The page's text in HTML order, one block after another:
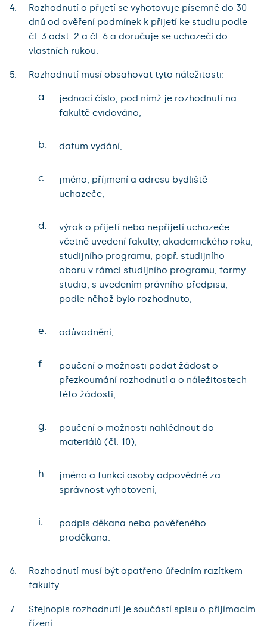
Rozhodnutí o přijetí se vyhotovuje písemně do 30
dnů od ověření podmínek k přijetí ke studiu podle
čl. 3 odst. 2 a čl. 6 a doručuje se uchazeči do
vlastních rukou.
Rozhodnutí musí obsahovat tyto náležitosti:
a.
jednací číslo, pod nímž je rozhodnutí na
fakultě evidováno,
b. datum vydání,
c.
jméno, příjmení a adresu bydliště
uchazeče,
d.
výrok o přijetí nebo nepřijetí uchazeče
včetně uvedení fakulty, akademického roku,
studijního programu, popř. studijního
oboru v rámci studijního programu, formy
studia, s uvedením právního předpisu,
podle něhož bylo rozhodnuto,
e. odůvodnění,
f.
poučení o možnosti podat žádost o
přezkoumání rozhodnutí a o náležitostech
této žádosti,
g.
poučení o možnosti nahlédnout do
materiálů (čl. 10),
h.
jméno a funkci osoby odpovědné za
správnost vyhotovení,
i.
podpis děkana nebo pověřeného
proděkana.
Rozhodnutí musí být opatřeno úředním razítkem
fakulty.
Stejnopis rozhodnutí je součástí spisu o přijímacím
řízení.